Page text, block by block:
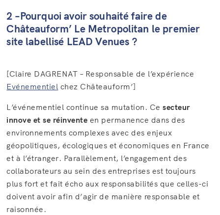
2 –Pourquoi avoir souhaité faire de
Châteauform’ Le Metropolitan le premier
site labellisé LEAD Venues ?
[Claire DAGRENAT – Responsable de l’expérience
Evénementiel chez Châteauform’]
L’événementiel continue sa mutation. Cesecteur
innove et se réinvente en permanence dans des
environnements complexes avec des enjeux
géopolitiques, écologiques et économiques en France
et à l’étranger. Parallèlement, l’engagement des
collaborateurs au sein des entreprises est toujours
plus fort et fait écho aux responsabilités que celles-ci
doivent avoir afin d’agir de manière responsable et
raisonnée.